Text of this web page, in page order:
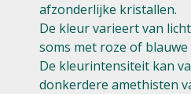
afzonderlijke kristallen.
De kleur varieert van
soms met roze of
De kleurintensiteit kan
donkerdere amethisten